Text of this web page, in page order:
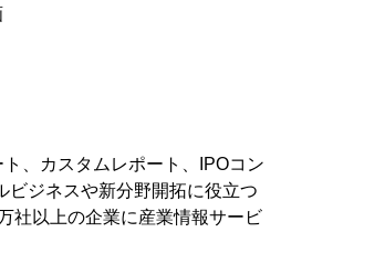
、カスタムレポート、IPOコン
ビジネスや新分野開拓に役立つ
社以上の企業に産業情報サービ